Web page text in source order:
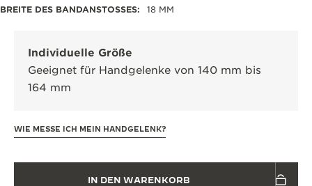
JAEGER-LECOULTRE GARANTIE
ZEITMESSER GARANTIE
DIE AUSSTELLUNG „THE PERPETUAL
THE DREAM SHAPER
EXZELLENZ: MEHR ALS 190 JAHRE EXPERTISE
RAFFINESSE: MEHR ALS 1.400 KALIBER
BREITE DES BANDANSTOSSES:
18 MM
Individuelle Größe
Geeignet für Handgelenke von 140 mm bis
164 mm
WIE MESSE ICH MEIN HANDGELENK?
IN DEN WARENKORB